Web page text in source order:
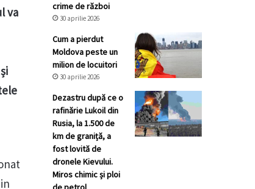
va
crime de război
30 aprilie 2026
Cum a pierdut
Moldova peste un
milion de locuitori
30 aprilie 2026
Dezastru după ce o
rafinărie Lukoil din
Rusia, la 1.500 de
km de graniță, a
fost lovită de
dronele Kievului.
Miros chimic și ploi